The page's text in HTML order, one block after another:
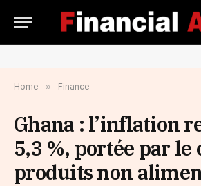
Home » Finance
Ghana : l’inflation
5,3 %, portée par le
produits non